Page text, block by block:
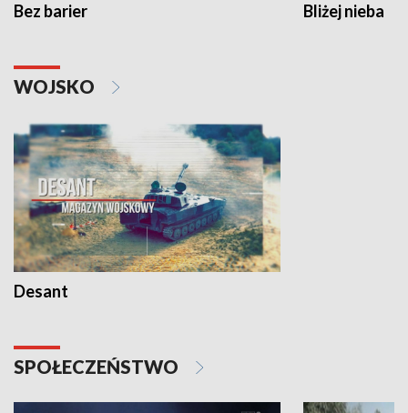
Bez barier Bliżej nieba
WOJSKO
Desant
SPOŁECZEŃSTWO